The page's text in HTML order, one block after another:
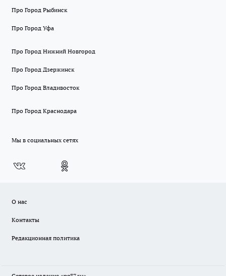
Про Город Рыбинск
Про Город Уфа
Про Город Нижний Новгород
Про Город Дзержинск
Про Город Владивосток
Про Город Краснодара
Мы в социальных сетях
О нас
Контакты
Редакционная политика